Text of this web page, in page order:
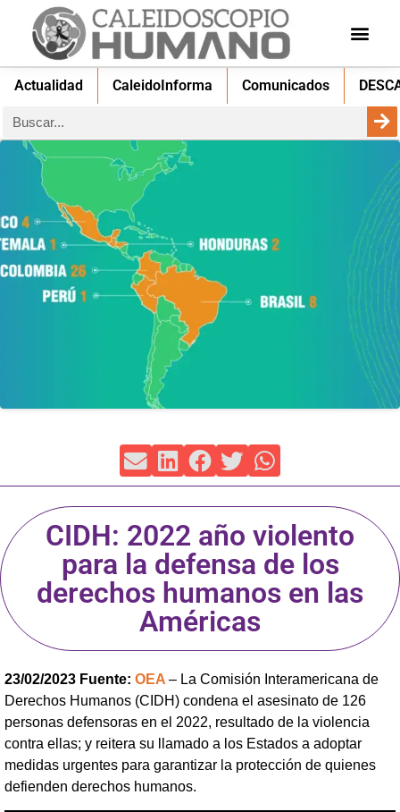
Actualidad CaleidoInforma Comunicados
CIDH: 2022 año violento
para la defensa de los
derechos humanos en las
Américas
23/02/2023 Fuente: OEA – La Comisión Interamericana de
Derechos Humanos (CIDH) condena el asesinato de 126
personas defensoras en el 2022, resultado de la violencia
contra ellas; y reitera su llamado a los Estados a adoptar
medidas urgentes para garantizar la protección de quienes
defienden derechos humanos.